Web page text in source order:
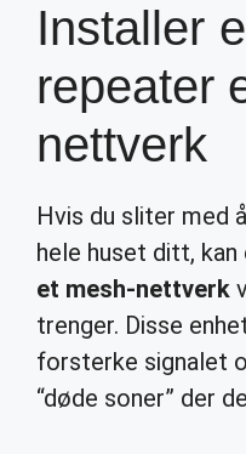
Installer
repeater
nettverk
Hvis du sliter med
hele huset ditt, kan
et mesh-nettverk
trenger. Disse
forsterke signalet
“døde soner” der